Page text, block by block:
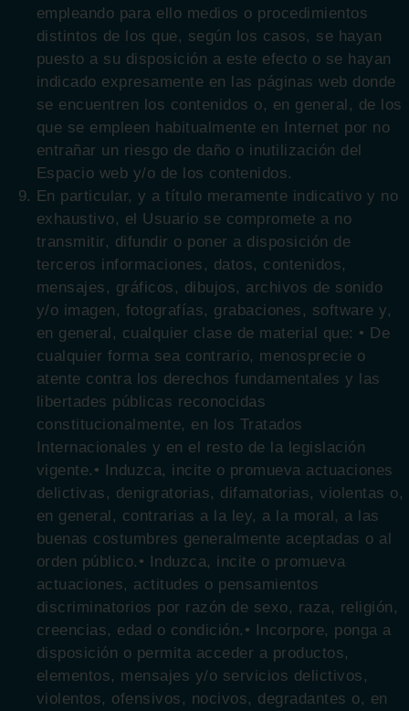
empleando para ello medios o procedimientos
distintos de los que, según los casos, se hayan
puesto a su disposición a este efecto o se hayan
indicado expresamente en las páginas web donde
se encuentren los contenidos o, en general, de los
que se empleen habitualmente en Internet por no
entrañar un riesgo de daño o inutilización del
Espacio web y/o de los contenidos.
En particular, y a título meramente indicativo y no
exhaustivo, el Usuario se compromete a no
transmitir, difundir o poner a disposición de
terceros informaciones, datos, contenidos,
mensajes, gráficos, dibujos, archivos de sonido
y/o imagen, fotografías, grabaciones, software y,
en general, cualquier clase de material que: • De
cualquier forma sea contrario, menosprecie o
atente contra los derechos fundamentales y las
libertades públicas reconocidas
constitucionalmente, en los Tratados
Internacionales y en el resto de la legislación
vigente.• Induzca, incite o promueva actuaciones
delictivas, denigratorias, difamatorias, violentas o,
en general, contrarias a la ley, a la moral, a las
buenas costumbres generalmente aceptadas o al
orden público.• Induzca, incite o promueva
actuaciones, actitudes o pensamientos
discriminatorios por razón de sexo, raza, religión,
creencias, edad o condición.• Incorpore, ponga a
disposición o permita acceder a productos,
elementos, mensajes y/o servicios delictivos,
violentos, ofensivos, nocivos, degradantes o, en